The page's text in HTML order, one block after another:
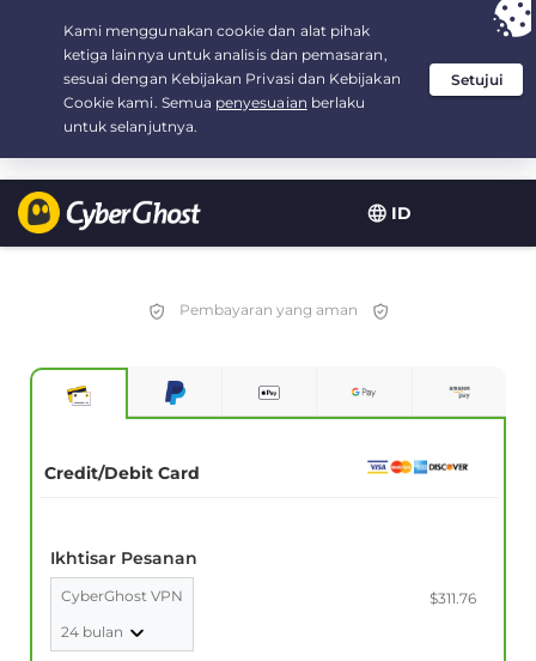
ID
Your choice:The Best Dealfor 3.3333333333333-years at $
/month
Pembayaran yang aman
Credit/Debit Card
Ikhtisar Pesanan
CyberGhost VPN
24 bulan
$311.76